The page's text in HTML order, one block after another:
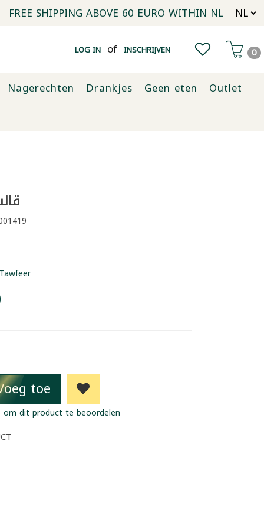
FREE SHIPPING ABOVE 60 EURO WITHIN NL
LOG IN of INSCHRIJVEN 0
Nagerechten Drankjes Geen eten
Outlet
Tawfeer
toe
om dit product te beoordelen